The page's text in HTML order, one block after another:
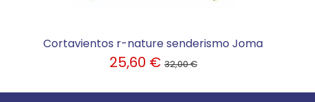
Cortavientos r-nature senderismo Joma
25,60 € 32,00 €